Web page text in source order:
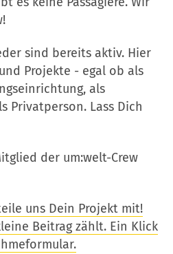
sind bereits aktiv. Hier
Projekte - egal ob als
als
Privatperson. Lass Dich
der um:welt-Crew
uns Dein Projekt mit!
Beitrag zählt. Ein Klick